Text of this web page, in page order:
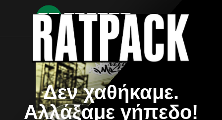
Δεν χαθήκαμε.
Αλλάξαμε γήπεδο!